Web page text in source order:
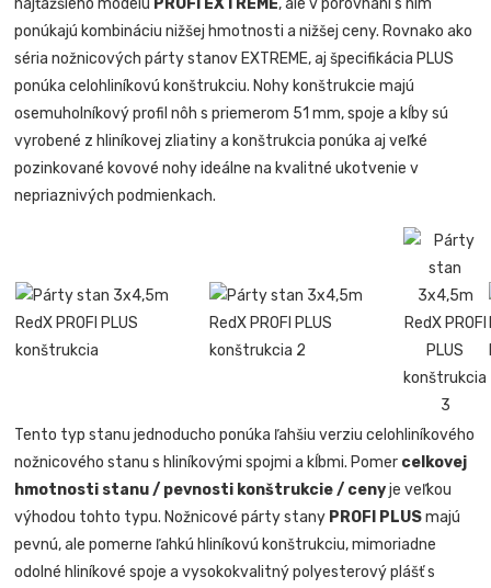
ponúkajú kombináciu nižšej hmotnosti a nižšej ceny. Rovnako ako
séria nožnicových párty stanov EXTREME, aj špecifikácia PLUS
ponúka celohliníkovú konštrukciu. Nohy konštrukcie majú
osemuholníkový profil nôh s priemerom 51 mm, spoje a kĺby sú
vyrobené z hliníkovej zliatiny a konštrukcia ponúka aj veľké
pozinkované kovové nohy ideálne na kvalitné ukotvenie v
nepriaznivých podmienkach.
Tento typ stanu jednoducho ponúka ľahšiu verziu celohliníkového
nožnicového stanu s hliníkovými spojmi a kĺbmi. Pomer celkovej
hmotnosti stanu / pevnosti konštrukcie / cenyje veľkou
výhodou tohto typu. Nožnicové párty stany PROFI PLUSmajú
pevnú, ale pomerne ľahkú hliníkovú konštrukciu, mimoriadne
odolné hliníkové spoje a vysokokvalitný polyesterový plášť s